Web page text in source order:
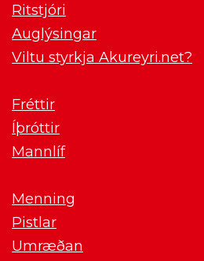
Ritstjóri
Auglýsingar
Viltu styrkja Akureyri.net?
Fréttir
Íþróttir
Mannlíf
Menning
Pistlar
Umræðan